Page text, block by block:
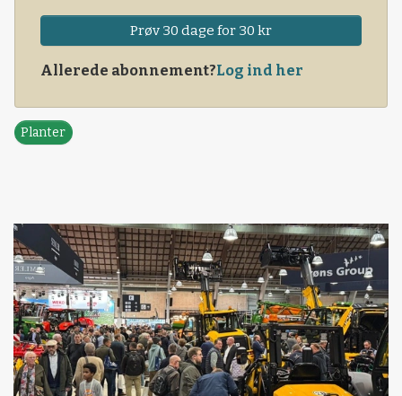
Prøv 30 dage for 30 kr
Allerede abonnement?Log ind her
Planter